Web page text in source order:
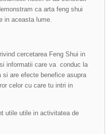
ca arta feng shui
in aceasta lume.
cercetarea Feng Shui in
informatii care va conduc la
are efecte benefice asupra
celor cu care tu intri in
utile utile in activitatea de